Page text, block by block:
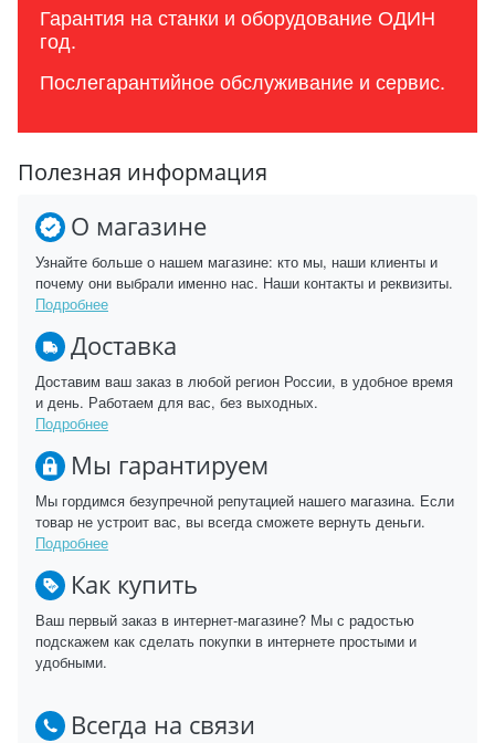
Гарантия на станки и оборудование ОДИН
год.
Послегарантийное обслуживание и сервис.
Полезная информация
О магазине
Узнайте больше о нашем магазине: кто мы, наши клиенты и
почему они выбрали именно нас. Наши контакты и реквизиты.
Подробнее
Доставка
Доставим ваш заказ в любой регион России, в удобное время
и день. Работаем для вас, без выходных.
Подробнее
Мы гарантируем
Мы гордимся безупречной репутацией нашего магазина. Если
товар не устроит вас, вы всегда сможете вернуть деньги.
Подробнее
Как купить
Ваш первый заказ в интернет-магазине? Мы с радостью
подскажем как сделать покупки в интернете простыми и
удобными.
Всегда на связи